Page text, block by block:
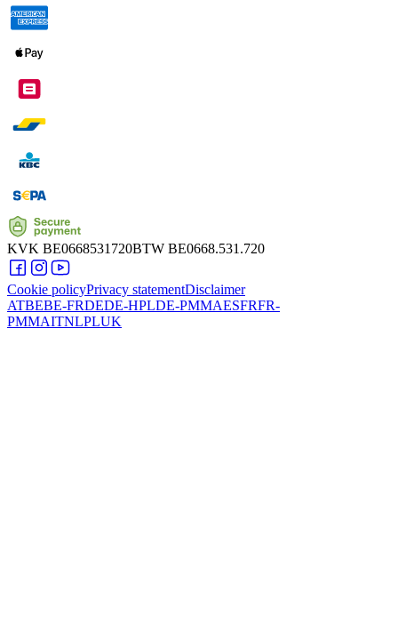
KVK BE0668531720BTW BE0668.531.720
Cookie policyPrivacy statementDisclaimer
ATBEBE-FRDEDE-HPLDE-PMMAESFRFR-
PMMAITNLPLUK